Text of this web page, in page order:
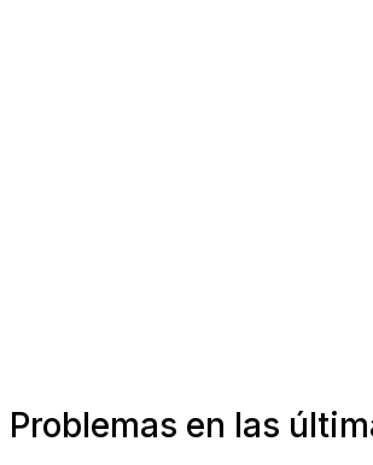
Problemas en las